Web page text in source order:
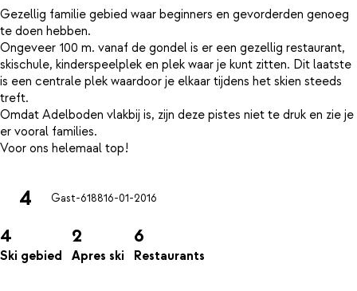
Gezellig familie gebied waar beginners en gevorderden genoeg
te doen hebben.
Ongeveer 100 m. vanaf de gondel is er een gezellig restaurant,
skischule, kinderspeelplek en plek waar je kunt zitten. Dit laatste
is een centrale plek waardoor je elkaar tijdens het skien steeds
treft.
Omdat Adelboden vlakbij is, zijn deze pistes niet te druk en zie je
er vooral families.
4 Gast-618816-01-2016
4
Ski gebied
2
Apres ski
6
Restaurants